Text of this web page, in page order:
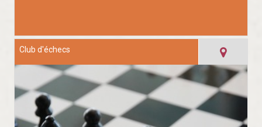
Club d'échecs